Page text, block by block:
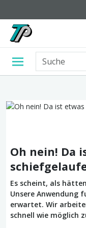
Oh nein! Da
Es scheint, als
Unsere
erwartet. Wir
schnell wie möglich